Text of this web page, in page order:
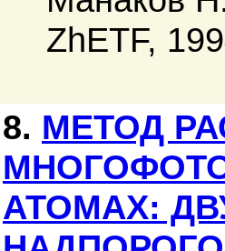
ZhETF,
8. МЕТОД
АТОМАХ: